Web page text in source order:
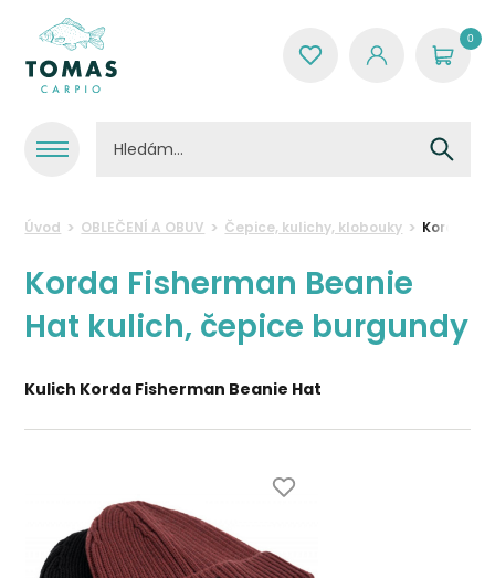
0
Úvod OBLEČENÍ A OBUV Čepice, kulichy, klobouky Korda
Korda Fisherman Beanie
Hat kulich, čepice burgundy
Kulich Korda Fisherman Beanie Hat